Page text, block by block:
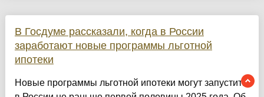
В Госдуме рассказали, когда в России
заработают новые программы льготной
ипотеки
Новые программы льготной ипотеки могут запустить